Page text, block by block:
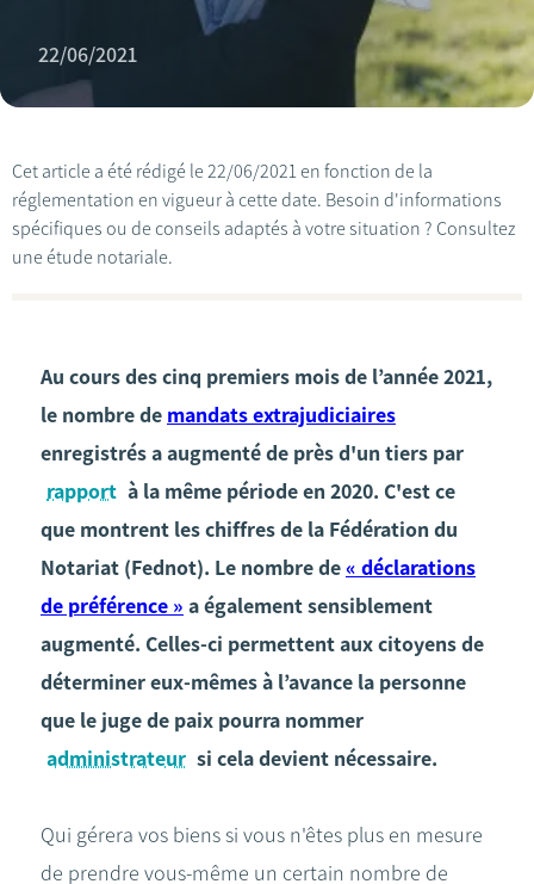
22/06/2021
Cet article a été rédigé le 22/06/2021 en fonction de la
réglementation en vigueur à cette date. Besoin d'informations
spécifiques ou de conseils adaptés à votre situation ? Consultez
une étude notariale.
Au cours des cinq premiers mois de l’année 2021,
le nombre de mandats extrajudiciaires
enregistrés a augmenté de près d'un tiers par
rapport à la même période en 2020. C'est ce
que montrent les chiffres de la Fédération du
Notariat (Fednot). Le nombre de« déclarations
de préférence » a également sensiblement
augmenté. Celles-ci permettent aux citoyens de
déterminer eux-mêmes à l’avance la personne
que le juge de paix pourra nommer
administrateur si cela devient nécessaire.
Qui gérera vos biens si vous n'êtes plus en mesure
de prendre vous-même un certain nombre de